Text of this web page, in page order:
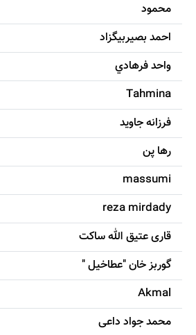
محمود
احمد بصيربيگزاد
واحد فرهادي
Tahmina
فرزانه جاويد
رها پن
massumi
reza mirdady
قاری عتیق الله ساکت
گوربز خان "عطاخیل "
Akmal
محمد جواد داعی